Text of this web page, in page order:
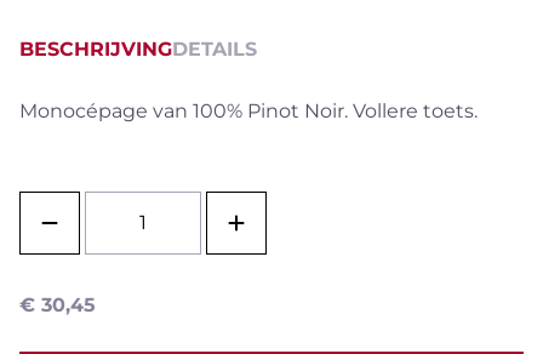
BESCHRIJVINGDETAILS
Monocépage van 100% Pinot Noir. Vollere toets.
€ 30,45